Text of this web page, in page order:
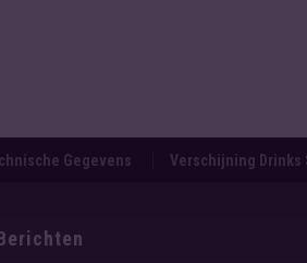
Gegevens Verschijning Drinks